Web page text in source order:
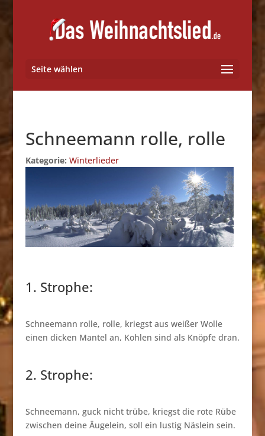
Seite wählen
Schneemann rolle, rolle
Kategorie: Winterlieder
1. Strophe:
Schneemann rolle, rolle, kriegst aus weißer Wolle
einen dicken Mantel an, Kohlen sind als Knöpfe dran.
2. Strophe:
Schneemann, guck nicht trübe, kriegst die rote Rübe
zwischen deine Äugelein, soll ein lustig Näslein sein.